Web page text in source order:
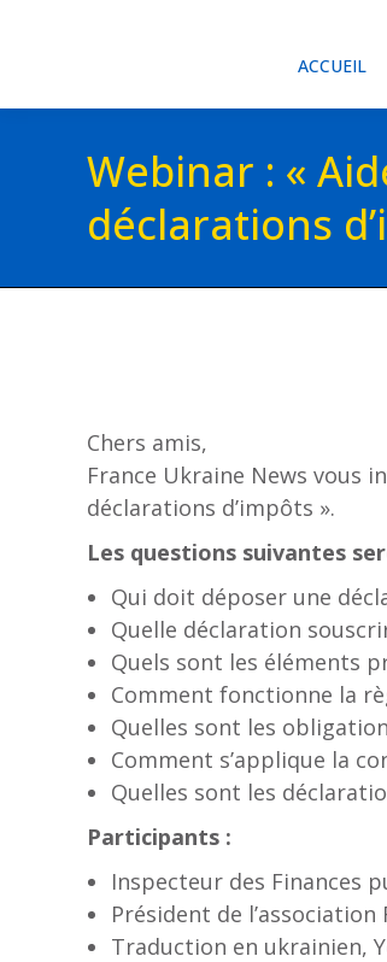
ACCUEIL
Webinar : «
déclarations
Chers amis,
France Ukraine News vous
déclarations d’impôts ».
Les questions suivantes
Qui doit déposer une
Quelle déclaration
Quels sont les éléments
Comment fonctionne la
Quelles sont les
Comment s’applique la
Quelles sont les
Participants :
Inspecteur des Finances
Président de l’association
Traduction en ukrainien,